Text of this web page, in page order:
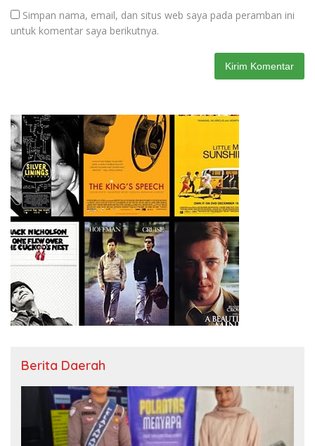
Simpan nama, email, dan situs web saya pada peramban ini
untuk komentar saya berikutnya.
Berita Daerah